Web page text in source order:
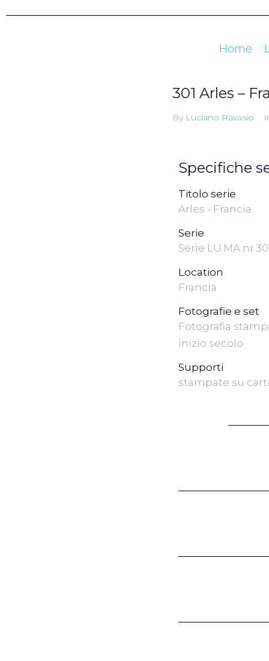
Home
301 Arles –
By Luciano Ravasio
Specifiche
Titolo serie
Arles - Francia
Serie
Serie LU.MA nr
Location
Francia
Fotografie e set
Fotografia
inizio secolo.
Supporti
stampate su